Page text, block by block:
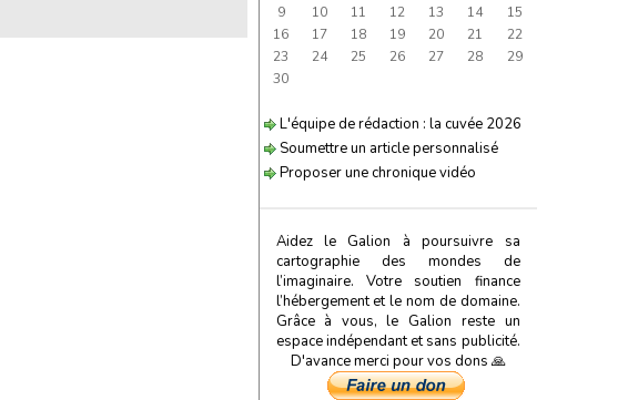
9
10 11 12 13 14
15
16
17 18 19 20 21
22
23
24 25 26 27 28
29
30
L'équipe de rédaction : la cuvée 2026
Soumettre un article personnalisé
Proposer une chronique vidéo
Aidez le Galion à poursuivre sa
cartographie des mondes de
l’imaginaire. Votre soutien finance
l’hébergement et le nom de domaine.
Grâce à vous, le Galion reste un
espace indépendant et sans publicité.
D'avance merci pour vos dons 🙏